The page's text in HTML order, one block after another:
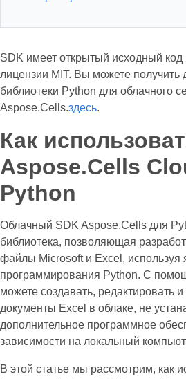
SDK имеет открытый исходный код
лицензии MIT. Вы можете получить
библиотеки Python для облачного
Aspose.Cells.здесь.
Как
Aspose.Cells
Python
Облачный SDK Aspose.Cells для
библиотека, позволяющая
файлы Microsoft и Excel, используя
программирования Python. С
можете создавать, редактировать
документы Excel в облаке, не
дополнительное программное
зависимости на локальный
В этой статье мы рассмотрим, как